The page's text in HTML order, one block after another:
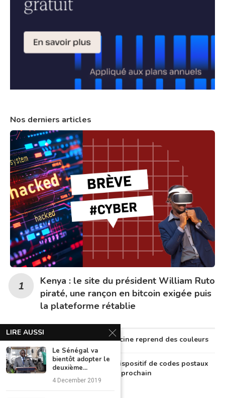
Nos derniers articles
Kenya : le site du président William Ruto
piraté, une rançon en bitcoin exigée puis
la plateforme rétablie
Au Nigeria, la télémédecine reprend des couleurs
Le Nigeria lancera un dispositif de codes postaux
numériques en octobre prochain
LIRE AUSSI
Le Sénégal va
bientôt adopter le
deuxième...
4 December 2019